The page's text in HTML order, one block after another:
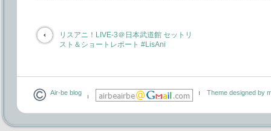
リスアニ！LIVE-3＠日本武道館 セットリ
スト＆ショートレポート #LisAni
Air-be blog Theme designed by